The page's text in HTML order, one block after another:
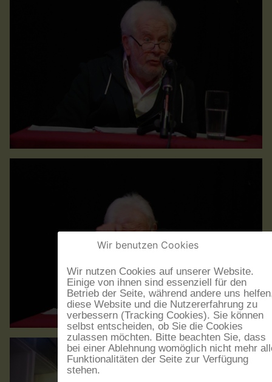
Wir benutzen Cookies
Wir nutzen Cookies auf unserer Website.
Einige von ihnen sind essenziell für den
Betrieb der Seite, während andere uns
diese Website und die Nutzererfahrung zu
verbessern (Tracking Cookies). Sie können
selbst entscheiden, ob Sie die Cookies
zulassen möchten. Bitte beachten Sie, dass
bei einer Ablehnung womöglich nicht mehr
Funktionalitäten der Seite zur Verfügung
stehen.